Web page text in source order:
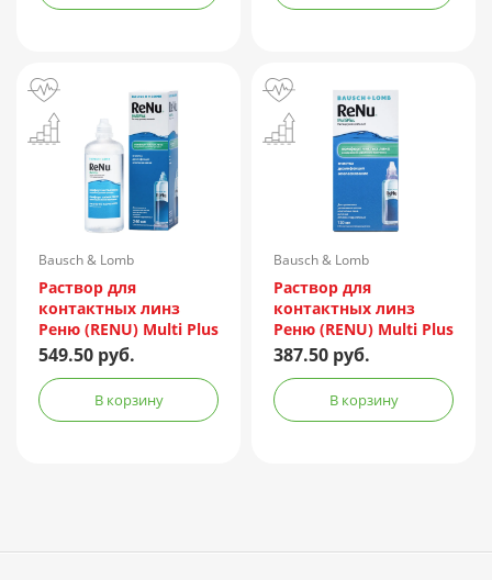
Bausch & Lomb
Incorporated/Италия
Раствор для
контактных линз
Реню (RENU) Multi Plus
240мл + контейнер
549.50 руб.
В корзину
Bausch & Lomb
Incorporated/Италия
Раствор для
контактных линз
Реню (RENU) Multi Plus
120мл + контейнер
387.50 руб.
В корзину